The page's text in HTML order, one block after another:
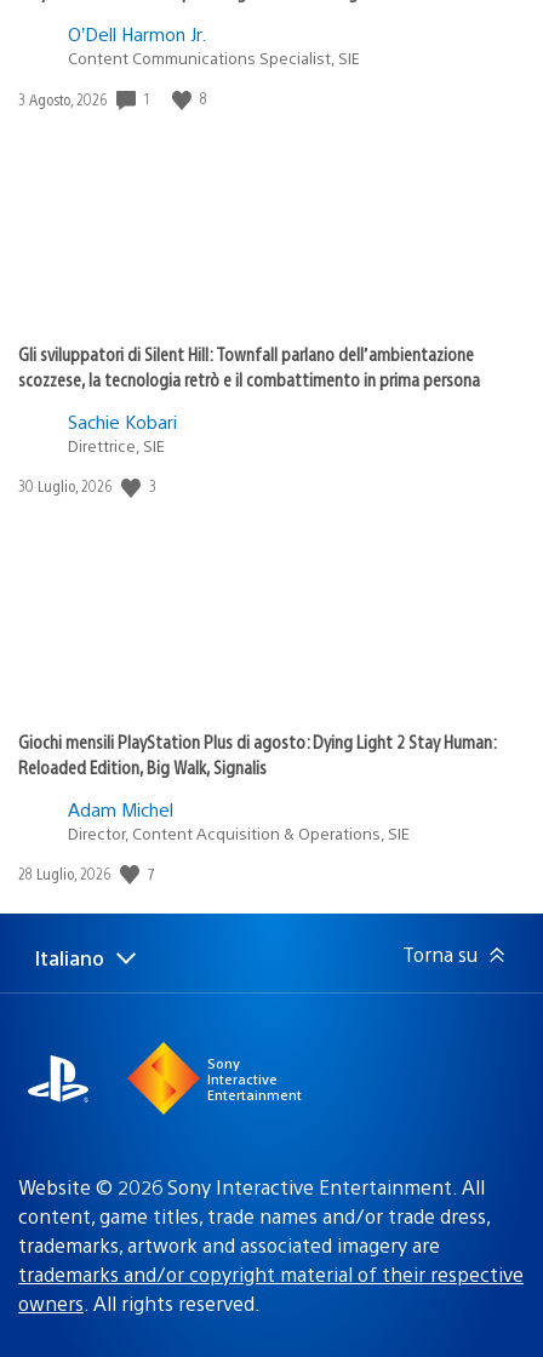
O’Dell Harmon Jr.
Content Communications Specialist, SIE
Data
3 Agosto, 2026 1 8
Gli sviluppatori di Silent Hill: Townfall parlano dell’ambientazione
scozzese, la tecnologia retrò e il combattimento in prima persona
Sachie Kobari
Direttrice, SIE
Data
30 Luglio, 2026 3
Giochi mensili PlayStation Plus di agosto: Dying Light 2 Stay Human:
Reloaded Edition, Big Walk, Signalis
Adam Michel
Director, Content Acquisition & Operations, SIE
Data
pubblicazione:
28 Luglio, 2026 7
Seleziona
una
Regione
attuale:
Italiano Torna su
Sony
Interactive
Entertainment
Website © 2026 Sony Interactive Entertainment. All
content, game titles, trade names and/or trade dress,
trademarks, artwork and associated imagery are
trademarks and/or copyright material of their respective
owners. All rights reserved.